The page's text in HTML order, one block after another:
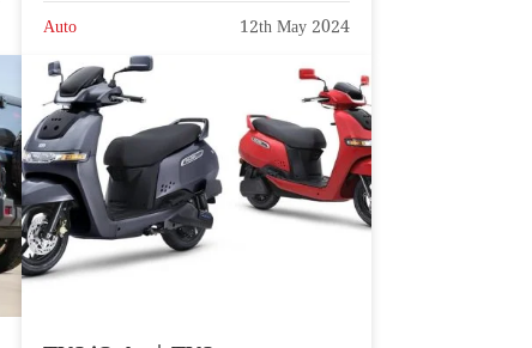
Auto 12th May 2024